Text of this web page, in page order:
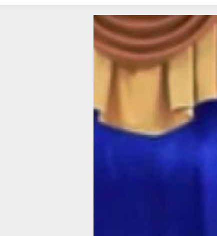
Новости 12 июня 2024 г.,
Неделя
правовой
помощи
интересов
семьи
пройдёт
в Хабаровском